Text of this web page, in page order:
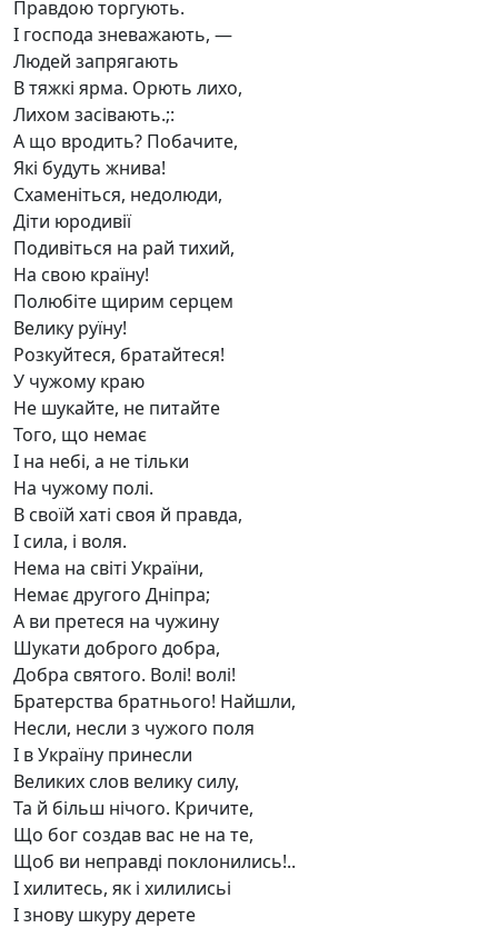
Правдою торгують.
І господа зневажають, —
Людей запрягають
В тяжкі ярма. Орють лихо,
Лихом засівають.;:
А що вродить? Побачите,
Які будуть жнива!
Схаменіться, недолюди,
Діти юродивії
Подивіться на рай тихий,
На свою країну!
Полюбіте щирим серцем
Велику руїну!
Розкуйтеся, братайтеся!
У чужому краю
Не шукайте, не питайте
Того, що немає
І на небі, а не тільки
На чужому полі.
В своїй хаті своя й правда,
І сила, і воля.
Нема на світі України,
Немає другого Дніпра;
А ви претеся на чужину
Шукати доброго добра,
Добра святого. Волі! волі!
Братерства братнього! Найшли,
Несли, несли з чужого поля
І в Україну принесли
Великих слов велику силу,
Та й більш нічого. Кричите,
Що бог создав вас не на те,
Щоб ви неправді поклонились!..
І хилитесь, як і хилилисьі
І знову шкуру дерете